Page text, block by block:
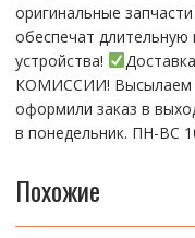
оригинальные
обеспечат
устройства!
КОМИССИИ! Высылаем
оформили заказ в
в понедельник. ПН-ВС
Похожие